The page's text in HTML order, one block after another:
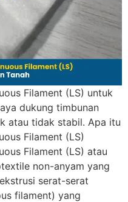
Filament (LS) untuk
dukung timbunan
atau tidak stabil. Apa itu
Filament (LS)
Filament (LS) atau
non-anyam yang
serat-serat
filament) yang